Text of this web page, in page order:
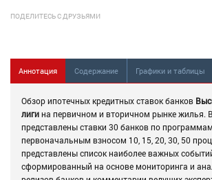
ПОДЕЛИТЕСЬ С ДРУЗЬЯМИ
Аннотация Содержание Графики и таблицы
Обзор ипотечных кредитных ставок банков
лигина первичном и вторичном рынке жилья.
представлены ставки 30 банков по
первоначальным взносом 10, 15, 20, 30, 50
представлены список наиболее важных
сформированный на основе мониторинга и